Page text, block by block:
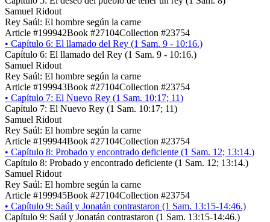
Samuel Ridout
Rey Saúl: El hombre según la carne
Article #199942Book #27104Collection #23754
• Capítulo 6: El llamado del Rey (1 Sam. 9 - 10:16.)
Capítulo 6: El llamado del Rey (1 Sam. 9 - 10:16.)
Samuel Ridout
Rey Saúl: El hombre según la carne
Article #199943Book #27104Collection #23754
• Capítulo 7: El Nuevo Rey (1 Sam. 10:17; 11)
Capítulo 7: El Nuevo Rey (1 Sam. 10:17; 11)
Samuel Ridout
Rey Saúl: El hombre según la carne
Article #199944Book #27104Collection #23754
• Capítulo 8: Probado y encontrado deficiente (1 Sam. 12; 13:14.)
Capítulo 8: Probado y encontrado deficiente (1 Sam. 12; 13:14.)
Samuel Ridout
Rey Saúl: El hombre según la carne
Article #199945Book #27104Collection #23754
• Capítulo 9: Saúl y Jonatán contrastaron (1 Sam. 13:15-14:46.)
Capítulo 9: Saúl y Jonatán contrastaron (1 Sam. 13:15-14:46.)